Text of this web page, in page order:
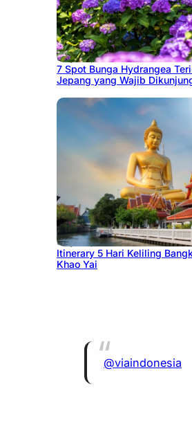
July 23, 2026
7 Spot Bunga Hydrangea
Jepang yang Wajib
July 20, 2026
Itinerary 5 Hari Keliling
Khao Yai
@viaindonesia